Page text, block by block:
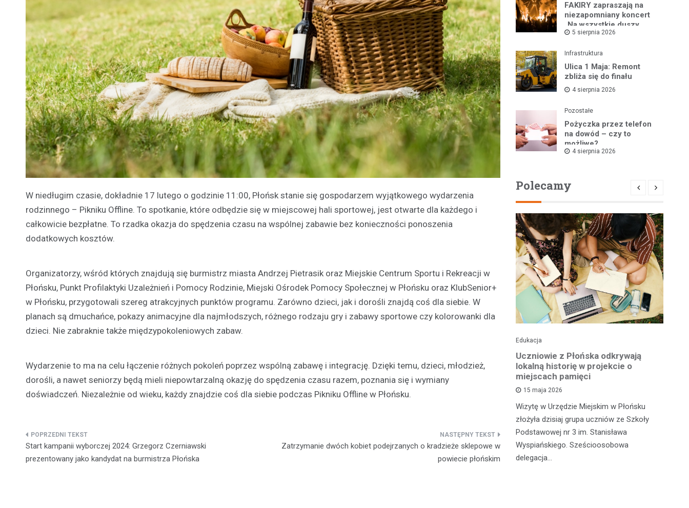
W niedługim czasie, dokładnie 17 lutego o godzinie 11:00, Płońsk stanie się gospodarzem wyjątkowego wydarzenia
rodzinnego – Pikniku Offline. To spotkanie, które odbędzie się w miejscowej hali sportowej, jest otwarte dla każdego i
całkowicie bezpłatne. To rzadka okazja do spędzenia czasu na wspólnej zabawie bez konieczności ponoszenia
dodatkowych kosztów.
Organizatorzy, wśród których znajdują się burmistrz miasta Andrzej Pietrasik oraz Miejskie Centrum Sportu i Rekreacji w
Płońsku, Punkt Profilaktyki Uzależnień i Pomocy Rodzinie, Miejski Ośrodek Pomocy Społecznej w Płońsku oraz KlubSenior+
w Płońsku, przygotowali szereg atrakcyjnych punktów programu. Zarówno dzieci, jak i dorośli znajdą coś dla siebie. W
planach są dmuchańce, pokazy animacyjne dla najmłodszych, różnego rodzaju gry i zabawy sportowe czy kolorowanki dla
dzieci. Nie zabraknie także międzypokoleniowych zabaw.
Wydarzenie to ma na celu łączenie różnych pokoleń poprzez wspólną zabawę i integrację. Dzięki temu, dzieci, młodzież,
dorośli, a nawet seniorzy będą mieli niepowtarzalną okazję do spędzenia czasu razem, poznania się i wymiany
doświadczeń. Niezależnie od wieku, każdy znajdzie coś dla siebie podczas Pikniku Offline w Płońsku.
Nawigacja
wpisu
Start kampanii wyborczej 2024: Grzegorz Czerniawski
prezentowany jako kandydat na burmistrza Płońska
Zatrzymanie dwóch kobiet podejrzanych o kradzieże sklepowe w
powiecie płońskim
FAKIRY zapraszają na
niezapomniany koncert
„Na wszystkie duszy
nastroje”
5 sierpnia 2026
Infrastruktura
Ulica 1 Maja: Remont
zbliża się do finału
4 sierpnia 2026
Pozostałe
Pożyczka przez telefon
na dowód – czy to
możliwe?
4 sierpnia 2026
Polecamy
w Gralewie
11 grudnia 2023
Dnia 9 grudnia, powiewało odświętną
Edukacja
Uczniowie z Płońska odkrywają
lokalną historię w projekcie o
miejscach pamięci
15 maja 2026
Wizytę w Urzędzie Miejskim w Płońsku
złożyła dzisiaj grupa uczniów ze Szkoły
Podstawowej nr 3 im. Stanisława
Wyspiańskiego. Sześcioosobowa
delegacja…